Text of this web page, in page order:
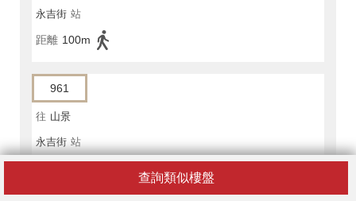
查詢類似樓盤
永吉街 站
距離 100m
961
往 山景
永吉街 站